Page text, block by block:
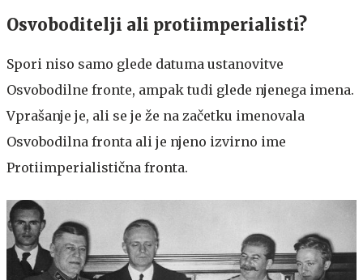
Osvoboditelji ali protiimperialisti?
Spori niso samo glede datuma ustanovitve
Osvobodilne fronte, ampak tudi glede njenega imena.
Vprašanje je, ali se je že na začetku imenovala
Osvobodilna fronta ali je njeno izvirno ime
Protiimperialistična fronta.